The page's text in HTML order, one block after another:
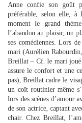
Anne confie son goût
préférable, selon elle,
moment le grand
l’abandon au plaisir, un
ses comédiennes. Lors
mari (Aurélien
Breillat – Cf. le mari joué
assure le confort et une
pas), Breillat cadre le
un coït routinier même
lors des scènes d’amour
de son actrice, captant
chair. Chez Breillat,